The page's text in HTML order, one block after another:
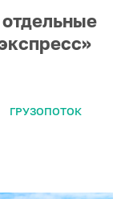
ГРУЗОПОТОК